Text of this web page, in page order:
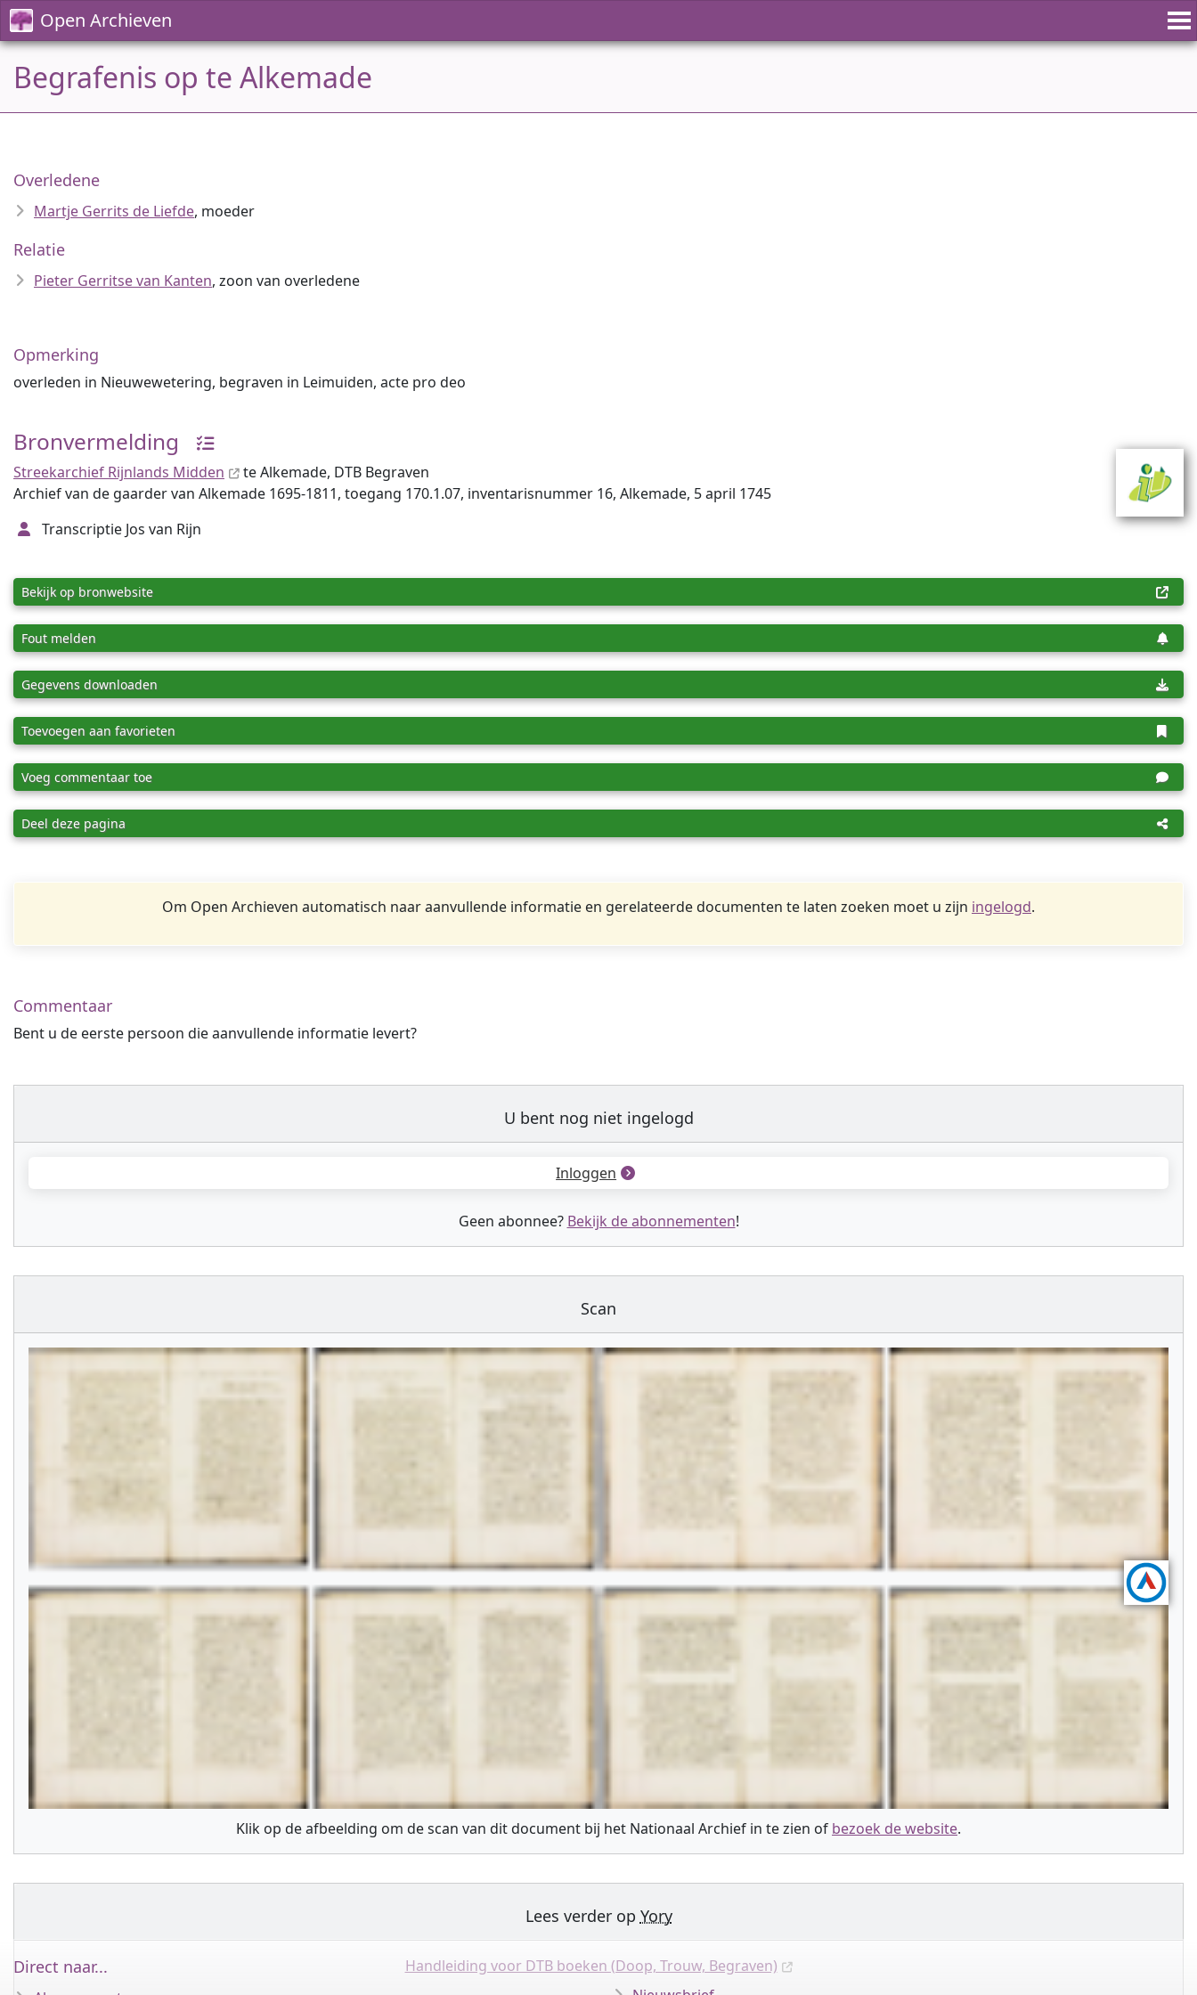
Open Archieven
Begrafenis op te Alkemade
Overledene
Martje Gerrits de Liefde, moeder
Relatie
Pieter Gerritse van Kanten, zoon van overledene
Opmerking
overleden in Nieuwewetering, begraven in Leimuiden, acte pro deo
Bronvermelding
Streekarchief Rijnlands Midden
te Alkemade, DTB Begraven
Archief van de gaarder van Alkemade 1695-1811, toegang 170.1.07, inventarisnummer 16, Alkemade, 5 april 1745
Transcriptie Jos van Rijn
Bekijk op bronwebsite
Fout melden
Gegevens downloaden
Toevoegen aan favorieten
Voeg commentaar toe
Deel deze pagina
Om Open Archieven automatisch naar aanvullende informatie en gerelateerde documenten te laten zoeken moet u zijn ingelogd.
Commentaar
Bent u de eerste persoon die aanvullende informatie levert?
U bent nog niet ingelogd
Inloggen
Geen abonnee? Bekijk de abonnementen!
Scan
Klik op de afbeelding om de scan van dit document bij het Nationaal Archief in te zien of bezoek de website.
Lees verder op Yory
Handleiding voor DTB boeken (Doop, Trouw, Begraven)
Direct naar...